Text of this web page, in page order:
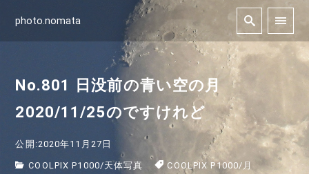
photo.nomata
No.801 日没前の青い空の月
2020/11/25のですけれど
公開:2020年11月27日
COOLPIX P1000/天体写真 COOLPIX P1000/ 月